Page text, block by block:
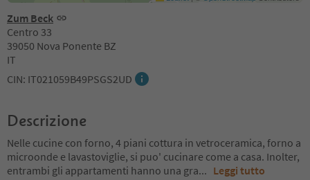
Zum Beck
Centro 33
39050 Nova Ponente BZ
IT
CIN: IT021059B49PSGS2UD
Descrizione
Nelle cucine con forno, 4 piani cottura in vetroceramica, forno a
microonde e lavastoviglie, si puo' cucinare come a casa. Inolter,
entrambi gli appartamenti hanno una gra... Leggi tutto